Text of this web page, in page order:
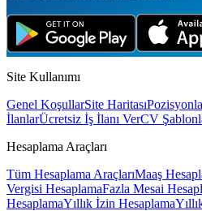
Site Kullanımı
Genel KoşullarSite Haritası
İlanlarÜcretsiz İş İlanı VerCV
Hesaplama Araçları
Tüm Hesaplama AraçlarıMaaş
Vergisi HesaplamaFazla Mesai
HesaplamaYıllık İzin Hesaplama